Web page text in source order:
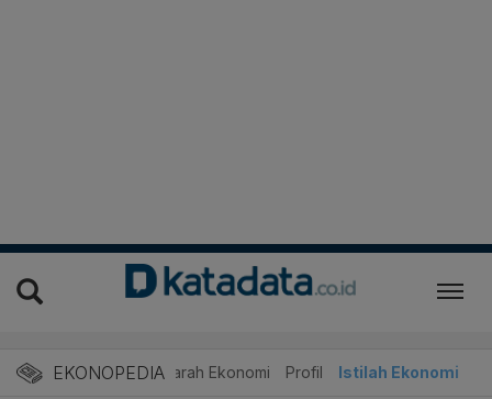
EKONOPEDIASejarah Ekonomi Profil Istilah Ekonomi